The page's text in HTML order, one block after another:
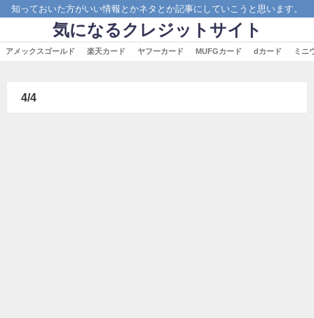
知っておいた方がいい情報とかネタとか記事にしていこうと思います。
気になるクレジットサイト
アメックスゴールド 楽天カード ヤフーカード MUFGカード dカード ミニ
4/4